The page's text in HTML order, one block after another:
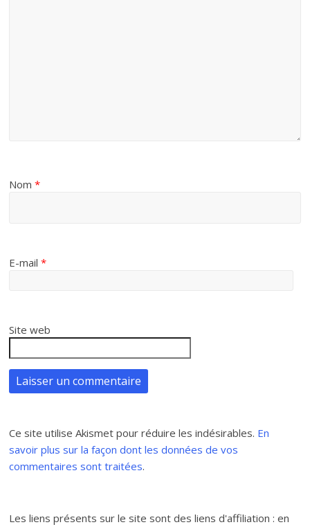
Nom*
E-mail*
Site web
Ce site utilise Akismet pour réduire les indésirables. En
savoir plus sur la façon dont les données de vos
commentaires sont traitées.
Les liens présents sur le site sont des liens d'affiliation : en